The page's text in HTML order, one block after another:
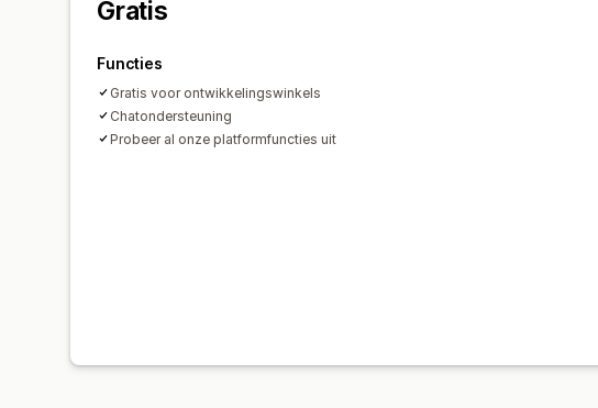
Gratis
Functies
Gratis voor ontwikkelingswinkels
Chatondersteuning
Probeer al onze platformfuncties uit